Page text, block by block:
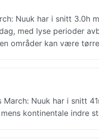
Nuuk har i snitt 3.0h
med lyse perioder
områder kan være
Nuuk har i snitt
kontinentale indre